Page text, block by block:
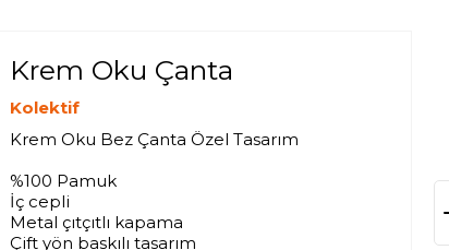
Krem Oku Çanta
Kolektif
Krem Oku Bez Çanta Özel Tasarım
%100 Pamuk
İç cepli
Metal çıtçıtlı kapama
Çift yön baskılı tasarım